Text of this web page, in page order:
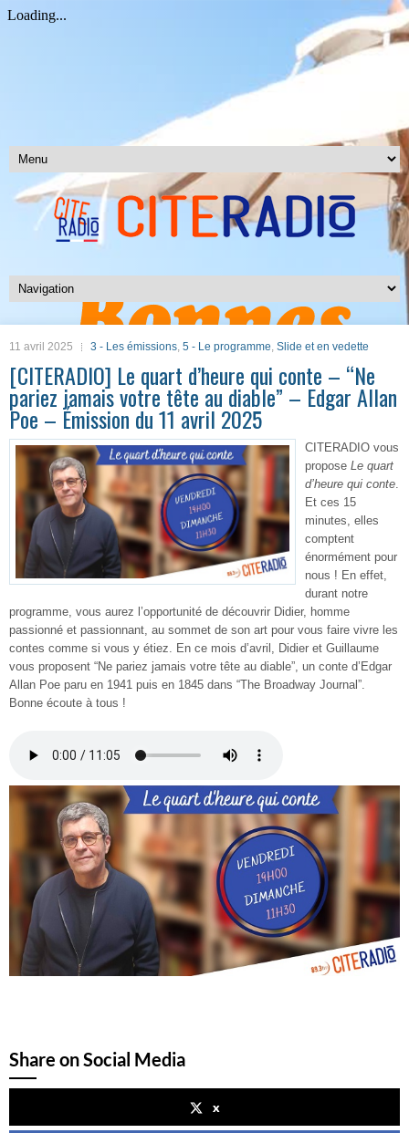
11 avril 2025 3 - Les émissions, 5 - Le programme, Slide et en vedette
[CITERADIO] Le quart d’heure qui conte – “Ne
pariez jamais votre tête au diable” – Edgar Allan
Poe – Émission du 11 avril 2025
CITERADIO vous
propose Le quart
d’heure qui conte.
Et ces 15
minutes, elles
comptent
énormément pour
nous ! En effet,
durant notre
programme, vous aurez l’opportunité de découvrir Didier, homme
passionné et passionnant, au sommet de son art pour vous faire vivre les
contes comme si vous y étiez. En ce mois d’avril, Didier et Guillaume
vous proposent “Ne pariez jamais votre tête au diable”, un conte d’Edgar
Allan Poe paru en 1941 puis en 1845 dans “The Broadway Journal”.
Bonne écoute à tous !
Share on Social Media
x